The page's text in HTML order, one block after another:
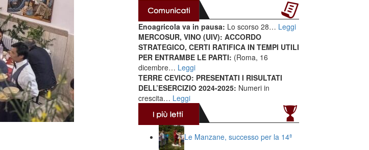
Enoagricola va in pausa: Lo scorso 28… Leggi
MERCOSUR, VINO (UIV): ACCORDO
STRATEGICO, CERTI RATIFICA IN TEMPI UTILI
PER ENTRAMBE LE PARTI: (Roma, 16
dicembre… Leggi
TERRE CEVICO: PRESENTATI I RISULTATI
DELL’ESERCIZIO 2024-2025: Numeri in
crescita… Leggi
Le Manzane, successo per la 14ª